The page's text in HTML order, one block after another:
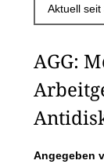
AGG:
Angegeben